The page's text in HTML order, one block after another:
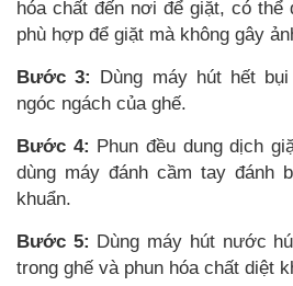
hóa chất đến nơi để giặt, có thể
phù hợp để giặt mà không gây
Bước 3:
Dùng máy hút hết
ngóc ngách của ghế.
Bước 4: Phun đều dung dịch
dùng máy đánh cầm tay đánh
khuẩn.
Bước 5: Dùng máy hút nước
trong ghế và phun hóa chất diệt